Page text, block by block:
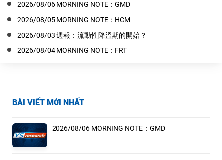
BÀI VIẾT MỚI NHẤT
2026/08/06 MORNING NOTE：GMD
2026/08/06 MORNING NOTE：GMD
2026/08/05 MORNING NOTE：HCM
2026/08/03 週報：流動性降溫期的開始？
2026/08/04 MORNING NOTE：FRT